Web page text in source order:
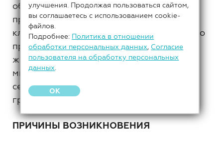
обусловленное местным инфекционным
процессом в коже и подкожно-жировой
клетчатке. Начавшееся воспаление быстро
прогрессирует в результате
жизнедеятельности патогенных
микроорганизмов и может привести к
серьезным осложнениям при неоказании
грамотной медицинской помощи.
ПРИЧИНЫ ВОЗНИКНОВЕНИЯ
улучшения. Продолжая пользоваться сайтом,
вы соглашаетесь с использованием cookie-
файлов.
Подробнее: Политика в отношении
обработки персональных данных, Согласие
пользователя на обработку персональных
данных
OK